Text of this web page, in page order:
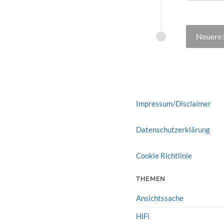
Neuere
Impressum/Disclaimer
Datenschutzerklärung
Cookie Richtlinie
THEMEN
Ansichtssache
HiFi